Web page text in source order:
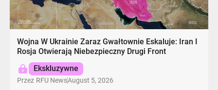
Wojna W Ukrainie Zaraz Gwałtownie Eskaluje: Iran I
Rosja Otwierają Niebezpieczny Drugi Front
Ekskluzywne
Przez RFU NewsAugust 5, 2026